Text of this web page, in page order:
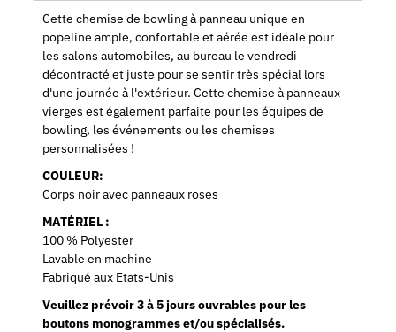
Cette chemise de bowling à panneau unique en
popeline ample, confortable et aérée est idéale pour
les salons automobiles, au bureau le vendredi
décontracté et juste pour se sentir très spécial lors
d'une journée à l'extérieur. Cette chemise à panneaux
vierges est également parfaite pour les équipes de
bowling, les événements ou les chemises
personnalisées !
COULEUR:
Corps noir avec panneaux roses
MATÉRIEL :
100 % Polyester
Lavable en machine
Fabriqué aux Etats-Unis
Veuillez prévoir 3 à 5 jours ouvrables pour les
boutons monogrammes et/ou spécialisés.